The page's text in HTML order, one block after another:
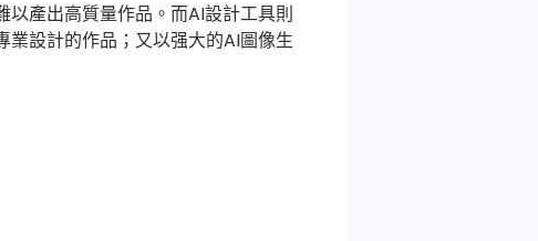
產出高質量作品。而AI設計工具則
業設計的作品；又以强大的AI圖像生